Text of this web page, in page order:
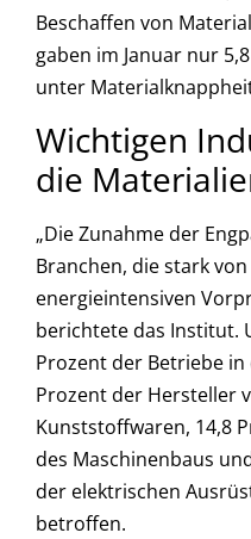
Beschaffen von
gaben im Januar nur
unter
Wichtigen
die
„Die Zunahme der
Branchen, die stark
energieintensiven
berichtete das Institut.
Prozent der Betriebe
Prozent der Hersteller
Kunststoffwaren, 14,8
des Maschinenbaus
der elektrischen
betroffen.